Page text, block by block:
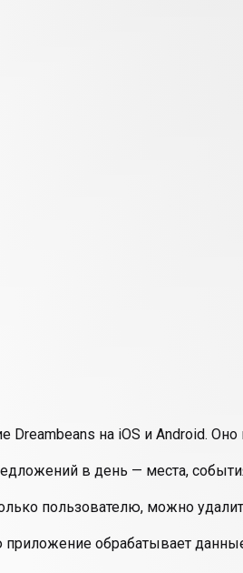
Dreambeans на iOS и Android.
в день — места,
пользователю, можно
приложение обрабатывает